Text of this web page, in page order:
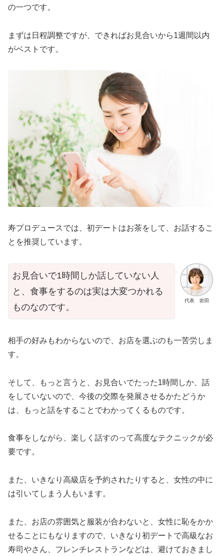
の一つです。
まずは日程調整ですが、できればお見合いから1週間以内
がベストです。
寿プロデュースでは、初デートはお茶をして、お話するこ
とを推奨しています。
代表 岩田
お見合いで1時間しか話していない人
と、食事をするのは実は大変つかれる
ものなのです。
相手の好みもわからないので、お店を選ぶのも一苦労しま
す。
そして、もっと言うと、お見合いでたった1時間しか、話
をしていないので、今後の交際を発展させるかたどうか
は、もっと話をすることでわかってくるものです。
食事をしながら、楽しく話すのって高度なテクニックが必
要です。
また、いきなり高級店を予約されたりすると、女性の中に
は引いてしまう人もいます。
また、お店の雰囲気と服装が合わないと、女性に恥をかか
せることにもなりますので、いきなり初デートで高級なお
寿司やさん、フレンチレストランなどは、避けておきまし